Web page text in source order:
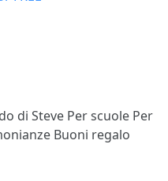
di Steve Per scuole Per
Buoni regalo